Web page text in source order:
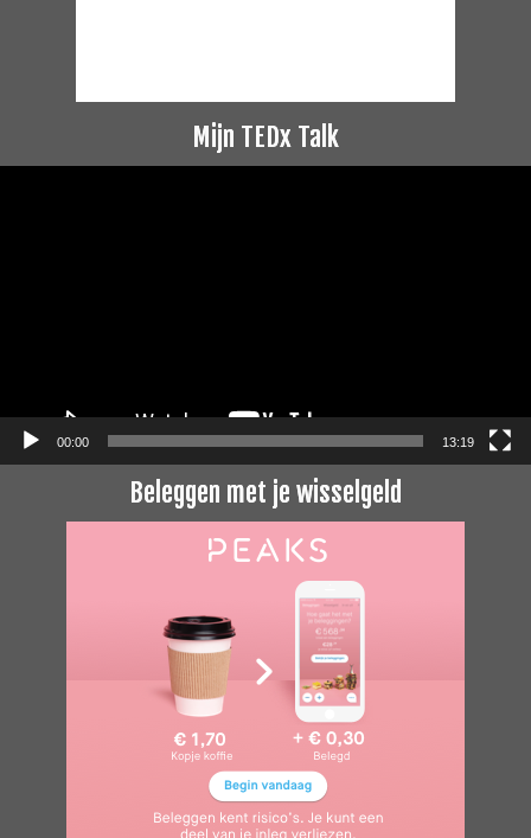
Mijn TEDx Talk
00:00 13:19
Beleggen met je wisselgeld